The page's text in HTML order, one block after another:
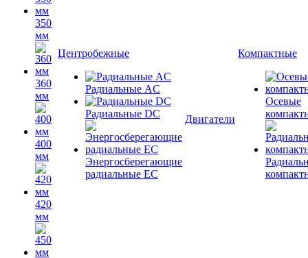
350
мм
360
мм
400
мм
420
мм
Центробежные
Радиальные AC
Радиальные DC
Энергосберегающие
радиальные EC
Двигатели
Компактные
Осевые